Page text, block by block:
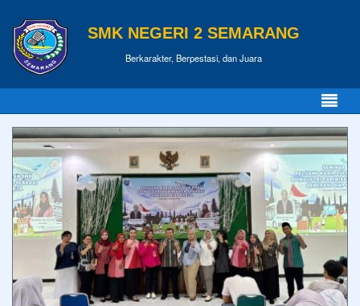
SMK NEGERI 2 SEMARANG
Berkarakter, Berpestasi, dan Juara